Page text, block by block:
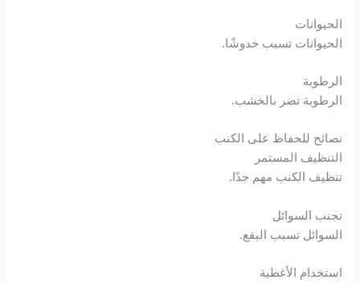
Hacklink giriş
vdcasino
Free Online Webmaster Tools
porno
pasacasino
الحيوانات
الحيوانات تسبب خدوشًا.
الرطوبة
الرطوبة تضر بالخشب.
نصائح للحفاظ على الكنب
التنظيف المستمر
تنظيف الكنب مهم جدًا.
تجنب السوائل
السوائل تسبب البقع.
استخدام الأغطية